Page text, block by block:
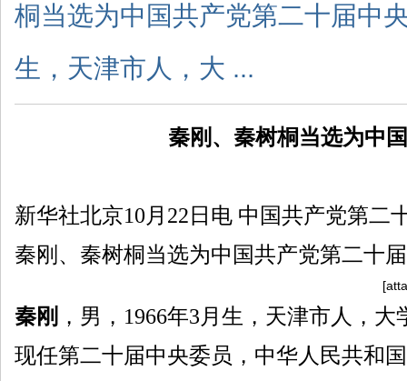
桐当选为中国共产党第二十届中
生，天津市人，大 ...
秦刚、秦树桐当选为中
新华社北京10月22日电 中国共产党第二
秦刚、秦树桐当选为中国共产党第二十
秦刚 ，男，1966年3月生，天津市人，大
现任第二十届中央委员，中华人民共和